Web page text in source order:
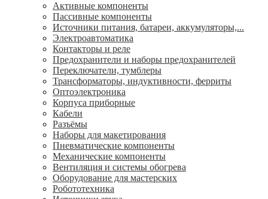
Активные компоненты
Пассивные компоненты
Источники питания, батареи, аккумуляторы,...
Электроавтоматика
Контакторы и реле
Предохранители и наборы предохранителей
Переключатели, тумблеры
Трансформаторы, индуктивности, ферриты
Oптоэлектроника
Корпуса приборные
Кабели
Разъёмы
Наборы для макетирования
Пневматические компоненты
Механические компоненты
Вентиляция и системы обогрева
Оборудование для мастерских
Робототехника